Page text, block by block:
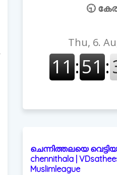
🕤
ചെന്നിത്തലയെ വെട്ടിയ
chennithala |
Muslimleague